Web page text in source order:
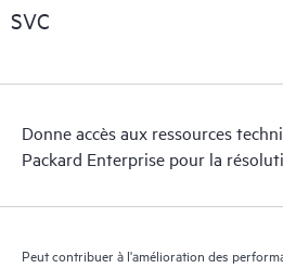
SVC
Donne accès aux ressources
Packard Enterprise pour la
Peut contribuer à l'amélioration des